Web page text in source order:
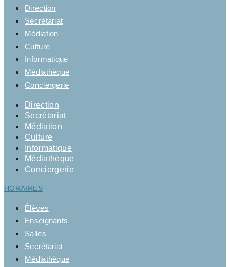
Direction
Secrétariat
Médiation
Culture
Informatique
Médiathèque
Conciergerie
Direction
Secrétariat
Médiation
Culture
Informatique
Médiathèque
Conciergerie
HORAIRES
Élèves
Enseignants
Salles
Secrétariat
Médiathèque